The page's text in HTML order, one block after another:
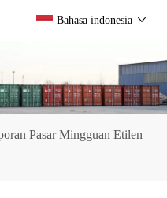
Bahasa indonesia
Pasar Mingguan Etilen